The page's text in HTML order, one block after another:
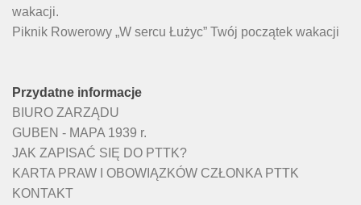
wakacji.
Piknik Rowerowy „W sercu Łużyc” Twój początek wakacji
Przydatne informacje
BIURO ZARZĄDU
GUBEN - MAPA 1939 r.
JAK ZAPISAĆ SIĘ DO PTTK?
KARTA PRAW I OBOWIĄZKÓW CZŁONKA PTTK
KONTAKT